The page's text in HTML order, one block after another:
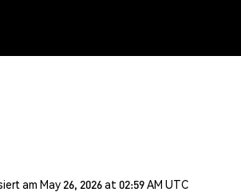
am May 26, 2026 at 02:59 AM UTC